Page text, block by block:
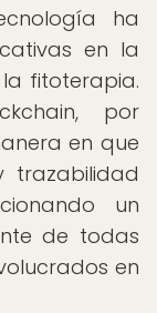
ha
en la
fitoterapia.
por
en que
trazabilidad
un
de todas
en